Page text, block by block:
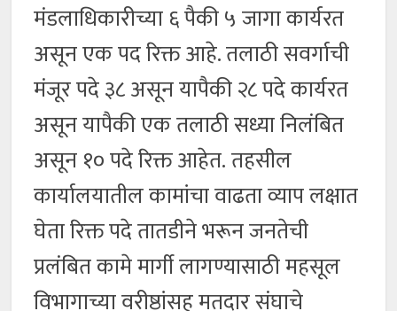
मंडलाधिकारीच्या ६ पैकी ५ जागा कार्यरत
असून एक पद रिक्त आहे. तलाठी सवर्गाची
मंजूर पदे ३८ असून यापैकी २८ पदे कार्यरत
असून यापैकी एक तलाठी सध्या निलंबित
असून १० पदे रिक्त आहेत. तहसील
कार्यालयातील कामांचा वाढता व्याप लक्षात
घेता रिक्त पदे तातडीने भरून जनतेची
प्रलंबित कामे मार्गी लागण्यासाठी महसूल
विभागाच्या वरीष्ठांसह मतदार संघाचे